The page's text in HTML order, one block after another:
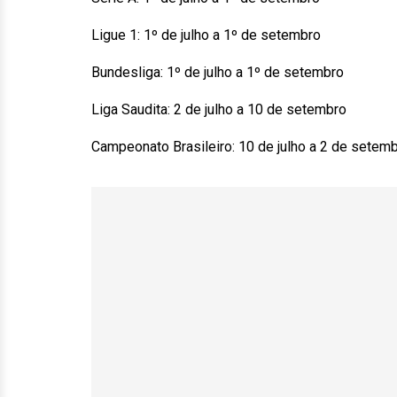
Ligue 1: 1º de julho a 1º de setembro
Bundesliga: 1º de julho a 1º de setembro
Liga Saudita: 2 de julho a 10 de setembro
Campeonato Brasileiro: 10 de julho a 2 de